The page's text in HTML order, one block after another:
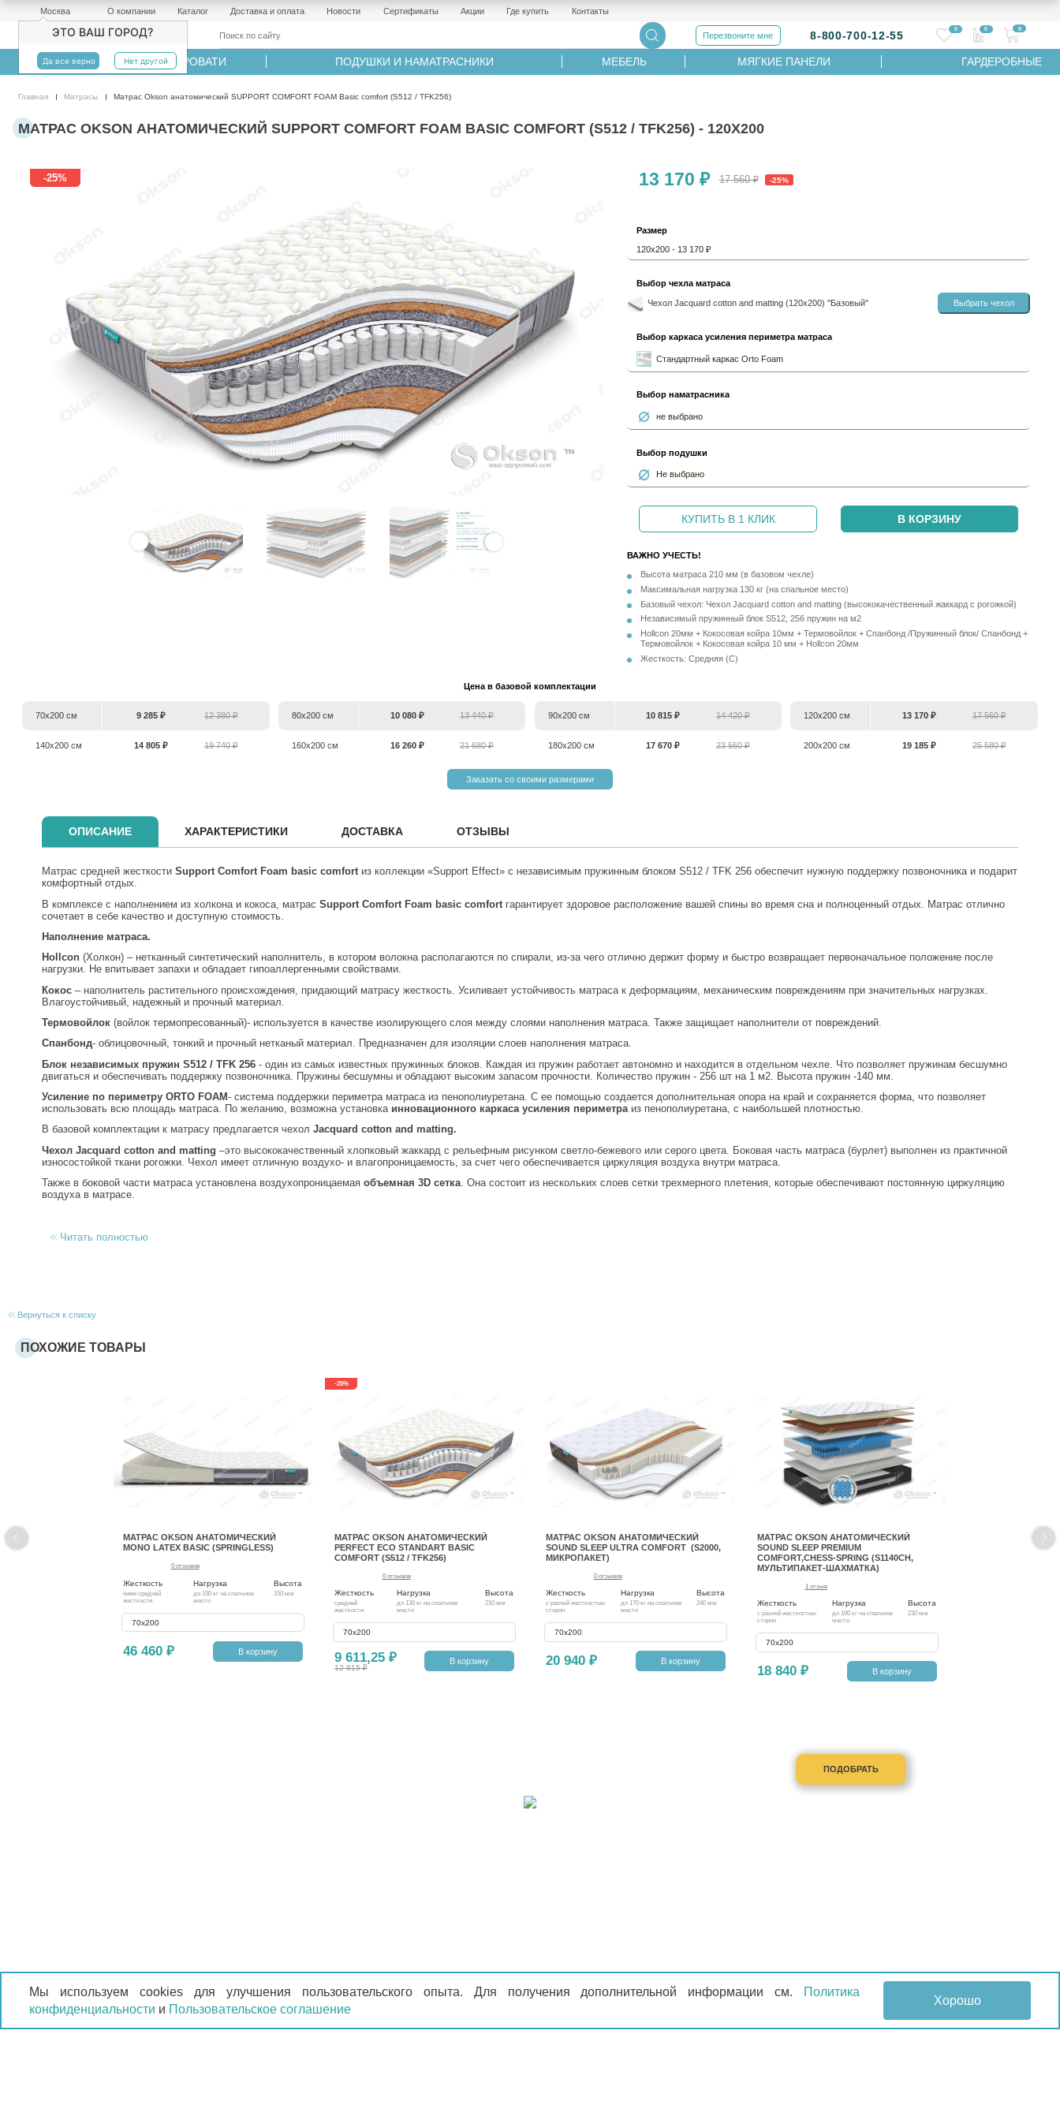
Москва
ЭТО ВАШ ГОРОД?
Да все верно Нет другой
О компании Каталог Доставка и оплата Новости Сертификаты Акции Где купить Контакты
Перезвоните мне 8-800-700-12-55
0 0 0
МАТРАСЫ КРОВАТИ ПОДУШКИ И НАМАТРАСНИКИ МЕБЕЛЬ МЯГКИЕ ПАНЕЛИ ГАРДЕРОБНЫЕ
Главная Матрасы Матрас Okson анатомический SUPPORT COMFORT FOAM Basic comfort (S512 / TFK256)
МАТРАС OKSON АНАТОМИЧЕСКИЙ SUPPORT COMFORT FOAM BASIC COMFORT (S512 / TFK256) - 120Х200
-25%
Размер
120х200 - 13 170 ₽
13 170 ₽ 17 560 ₽ -25%
Выбор чехла матраса
Чехол Jacquard cotton and matting (120х200) "Базовый" Выбрать чехол
Выбор каркаса усиления периметра матраса
Стандартный каркас Orto Foam
Выбор наматрасника
не выбрано
Выбор подушки
Не выбрано
КУПИТЬ В 1 КЛИК В КОРЗИНУ
ВАЖНО УЧЕСТЬ!
Высота матраса 210 мм (в базовом чехле)
Максимальная нагрузка 130 кг (на спальное место)
Базовый чехол: Чехол Jacquard cotton and matting (высококачественный жаккард с рогожкой)
Независимый пружинный блок S512, 256 пружин на м2
Hollcon 20мм + Кокосовая койра 10мм + Термовойлок + Спанбонд /Пружинный блок/ Спанбонд +
Термовойлок + Кокосовая койра 10 мм + Hollcon 20мм
Жесткость: Средняя (С)
Цена в базовой комплектации
70х200 см 9 285 ₽ 12 380 ₽ 80х200 см 10 080 ₽ 13 440 ₽ 90х200 см 10 815 ₽ 14 420 ₽ 120х200 см 13 170 ₽ 17 560 ₽
140х200 см 14 805 ₽ 19 740 ₽ 160х200 см 16 260 ₽ 21 680 ₽ 180х200 см 17 670 ₽ 23 560 ₽ 200х200 см 19 185 ₽ 25 580 ₽
Заказать со своими размерами
ОПИСАНИЕ ХАРАКТЕРИСТИКИ ДОСТАВКА ОТЗЫВЫ
Матрас средней жесткости Support Comfort Foam basic comfortиз коллекции «Support Effect» c независимым пружинным блоком S512 / TFK 256 обеспечит нужную поддержку позвоночника и подарит
комфортный отдых.
В комплексе с наполнением из холкона и кокоса, матрас Support Comfort Foam basic comfortгарантирует здоровое расположение вашей спины во время сна и полноценный отдых. Матрас отлично
сочетает в себе качество и доступную стоимость.
Наполнение матраса.
Hollcon (Холкон) – нетканный синтетический наполнитель, в котором волокна располагаются по спирали, из-за чего отлично держит форму и быстро возвращает первоначальное положение после
нагрузки. Не впитывает запахи и обладает гипоаллергенными свойствами.
Кокос – наполнитель растительного происхождения, придающий матрасу жесткость. Усиливает устойчивость матраса к деформациям, механическим повреждениям при значительных нагрузках.
Влагоустойчивый, надежный и прочный материал.
Термовойлок (войлок термопресованный)- используется в качестве изолирующего слоя между слоями наполнения матраса. Также защищает наполнители от повреждений.
Спанбонд- облицовочный, тонкий и прочный нетканый материал. Предназначен для изоляции слоев наполнения матраса.
Блок независимых пружин S512 / TFK 256- один из самых известных пружинных блоков. Каждая из пружин работает автономно и находится в отдельном чехле. Что позволяет пружинам бесшумно
двигаться и обеспечивать поддержку позвоночника. Пружины бесшумны и обладают высоким запасом прочности. Количество пружин - 256 шт на 1 м2. Высота пружин -140 мм.
Усиление по периметру ORTO FOAM- система поддержки периметра матраса из пенополиуретана. С ее помощью создается дополнительная опора на край и сохраняется форма, что позволяет
использовать всю площадь матраса. По желанию, возможна установка инновационного каркаса усиления периметра из пенополиуретана, с наибольшей плотностью.
В базовой комплектации к матрасу предлагается чехол Jacquard cotton and matting.
Чехол Jacquard cotton and matting –это высококачественный хлопковый жаккард с рельефным рисунком светло-бежевого или серого цвета. Боковая часть матраса (бурлет) выполнен из практичной
износостойкой ткани рогожки. Чехол имеет отличную воздухо- и влагопроницаемость, за счет чего обеспечивается циркуляция воздуха внутри матраса.
Также в боковой части матраса установлена воздухопроницаемая объемная 3D сетка. Она состоит из нескольких слоев сетки трехмерного плетения, которые обеспечивают постоянную циркуляцию
воздуха в матрасе.
Читать полностью
Вернуться к списку
ПОХОЖИЕ ТОВАРЫ
МАТРАС OKSON АНАТОМИЧЕСКИЙ
MONO LATEX BASIC (SPRINGLESS)
0 отзывов
46 460 ₽
Жесткость
ниже средней
жесткости
Нагрузка
до 150 кг на спальное
место
Высота
150 мм
70х200
В корзину
-25%
МАТРАС OKSON АНАТОМИЧЕСКИЙ
PERFECT ECO STANDART BASIC
COMFORT (S512 / TFK256)
0 отзывов
9 611,25 ₽
12 815 ₽
Жесткость
средней
жесткости
Нагрузка
до 130 кг на спальное
место
Высота
210 мм
70х200
В корзину
МАТРАС OKSON АНАТОМИЧЕСКИЙ
SOUND SLEEP ULTRA COMFORT (S2000,
МИКРОПАКЕТ)
0 отзывов
20 940 ₽
Жесткость
с разной жесткостью
сторон
Нагрузка
до 170 кг на спальное
место
Высота
240 мм
70х200
В корзину
МАТРАС OKSON АНАТОМИЧЕСКИЙ
SOUND SLEEP PREMIUM
COMFORT,CHESS-SPRING (S1140CH,
МУЛЬТИПАКЕТ-ШАХМАТКА)
1 отзыв
18 840 ₽
Жесткость
с разной жесткостью
сторон
Нагрузка
до 190 кг на спальное
место
Высота
230 мм
70х200
В корзину
ПОДОБРАТЬ
Мы используем cookies для улучшения пользовательского опыта. Для получения дополнительной информации см. Политика
конфиденциальности и Пользовательское соглашение
Хорошо